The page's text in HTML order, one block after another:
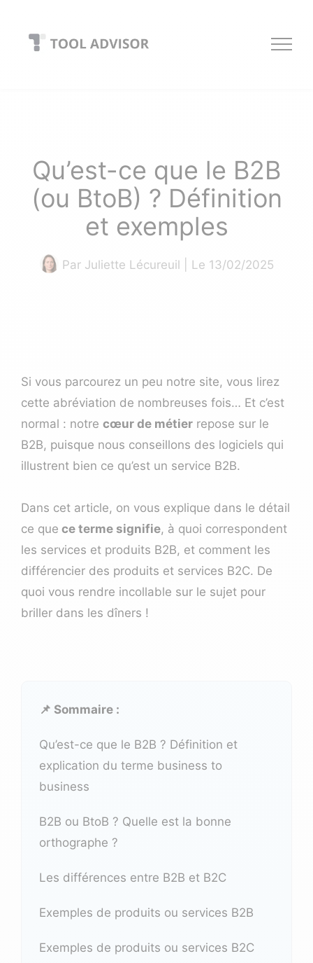
content
Qu’est-ce que le B2B
(ou BtoB) ? Définition
et exemples
Par Juliette Lécureuil | Le 13/02/2025
Si vous parcourez un peu notre site, vous lirez
cette abréviation de nombreuses fois… Et c’est
normal : notre cœur de métier repose sur le
B2B, puisque nous conseillons des logiciels qui
illustrent bien ce qu’est un service B2B.
Dans cet article, on vous explique dans le détail
ce que ce terme signifie, à quoi correspondent
les services et produits B2B, et comment les
différencier des produits et services B2C. De
quoi vous rendre incollable sur le sujet pour
briller dans les dîners !
📌 Sommaire :
Qu’est-ce que le B2B ? Définition et
explication du terme business to
business
B2B ou BtoB ? Quelle est la bonne
orthographe ?
Les différences entre B2B et B2C
Exemples de produits ou services B2B
Exemples de produits ou services B2C